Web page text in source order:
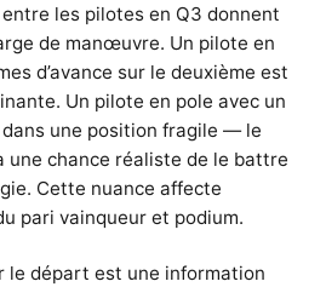
les pilotes en Q3 donnent
de manœuvre. Un pilote en
d’avance sur le deuxième est
Un pilote en pole avec un
dans une position fragile — le
une chance réaliste de le battre
Cette nuance affecte
pari vainqueur et podium.
le départ est une information